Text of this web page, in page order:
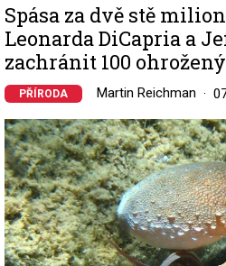
Spása za dvě stě
Leonarda DiCapria a
zachránit 100
PŘÍRODA Martin Reichman
Image